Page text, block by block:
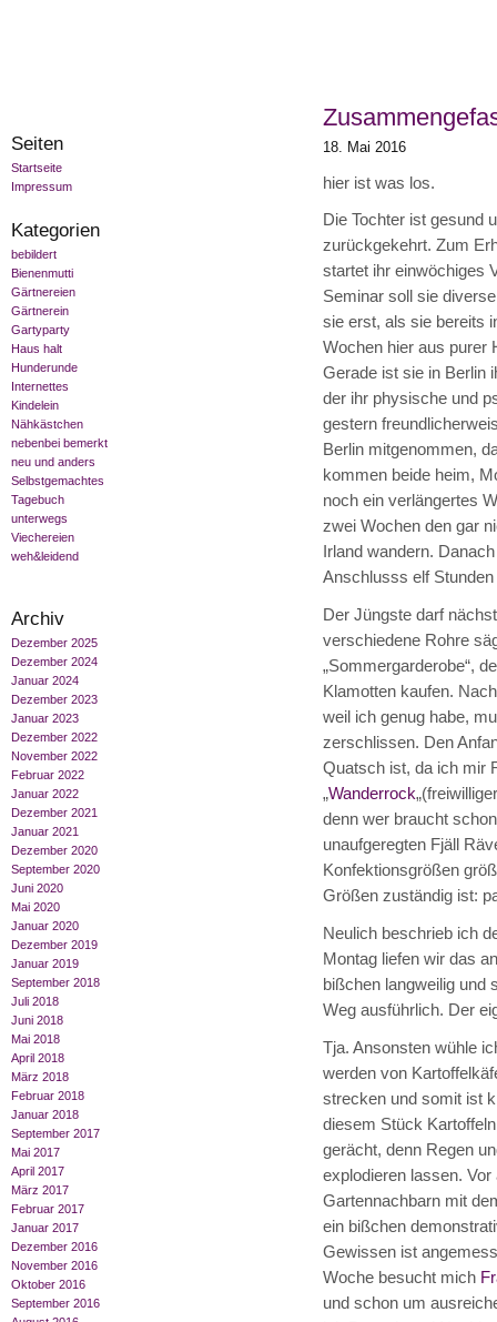
Seiten
Startseite
Impressum
Kategorien
bebildert
Bienenmutti
Gärtnereien
Gärtnerein
Gartyparty
Haus halt
Hunderunde
Internettes
Kindelein
Nähkästchen
nebenbei bemerkt
neu und anders
Selbstgemachtes
Tagebuch
unterwegs
Viechereien
weh&leidend
Archiv
Dezember 2025
Dezember 2024
Januar 2024
Dezember 2023
Januar 2023
Dezember 2022
November 2022
Februar 2022
Januar 2022
Dezember 2021
Januar 2021
Dezember 2020
September 2020
Juni 2020
Mai 2020
Januar 2020
Dezember 2019
Januar 2019
September 2018
Juli 2018
Juni 2018
Mai 2018
April 2018
März 2018
Februar 2018
Januar 2018
September 2017
Mai 2017
April 2017
März 2017
Februar 2017
Januar 2017
Dezember 2016
November 2016
Oktober 2016
September 2016
18. Mai 2016
hier ist was los.
Die Tochter ist gesund
zurückgekehrt. Zum
startet ihr einwöchiges
Seminar soll sie
sie erst, als sie bereits
Wochen hier aus purer
Gerade ist sie in Berlin
der ihr physische und
gestern
Berlin mitgenommen,
kommen beide heim,
noch ein verlängertes
zwei Wochen den gar
Irland wandern.
Anschlusss elf
Der Jüngste darf
verschiedene Rohre
„Sommergarderobe“,
Klamotten kaufen.
weil ich genug habe,
zerschlissen. Den
Quatsch ist, da ich mir
„Wanderrock
denn wer braucht
unaufgeregten Fjäll
Konfektionsgrößen
Größen zuständig ist:
Neulich beschrieb ich
Montag liefen wir das
bißchen langweilig und
Weg ausführlich. Der
Tja. Ansonsten wühle
werden von
strecken und somit ist
diesem Stück
gerächt, denn Regen
explodieren lassen.
Gartennachbarn mit
ein bißchen
Gewissen ist
Woche besucht mich
und schon um